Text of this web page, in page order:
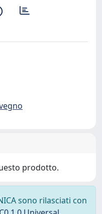
prodotto.
sono rilasciati con